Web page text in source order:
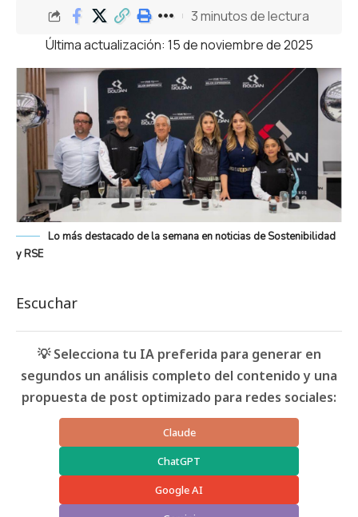
Última actualización: 15 de noviembre de 2025
3 minutos de lectura
Lo más destacado de la semana en noticias de Sostenibilidad
y RSE
Escuchar
💡 Selecciona tu IA preferida para generar en
segundos un análisis completo del contenido y una
propuesta de post optimizado para redes sociales:
Claude
ChatGPT
Google AI